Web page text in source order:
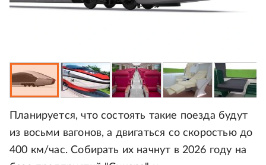
Планируется, что состоять такие поезда будут
из восьми вагонов, а двигаться со скоростью до
400 км/час. Собирать их начнут в 2026 году на